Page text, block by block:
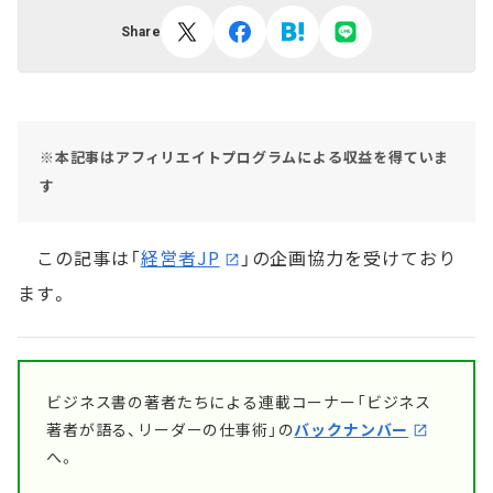
Share
※本記事はアフィリエイトプログラムによる収益を得ていま
す
この記事は「経営者JP
」の企画協力を受けており
ます。
ビジネス書の著者たちによる連載コーナー「ビジネス
著者が語る、リーダーの仕事術」のバックナンバー
へ。